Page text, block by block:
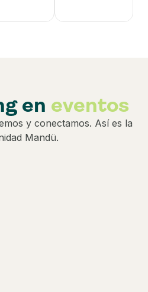
en eventos
y conectamos. Así es la
Mandü.